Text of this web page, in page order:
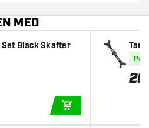
MED
Black Skafter
På